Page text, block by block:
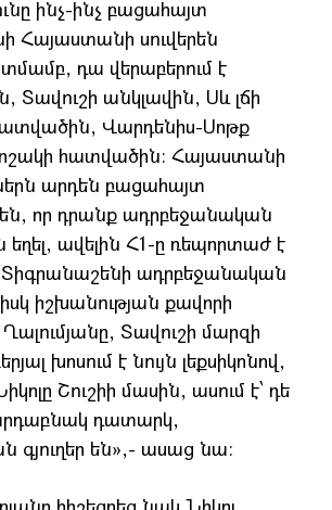
ինչ-ինչ բացահայտ
Հայաստանի սուվերեն
դա վերաբերում է
Տավուշի անկլավին, Սև լճի
Վարդենիս-Սոթք
հատվածին։ Հայաստանի
արդեն բացահայտ
որ դրանք ադրբեջանական
ավելին Հ1-ը ռեպորտաժ է
ադրբեջանական
իսկ իշխանության քավորի
Ղալումյանը, Տավուշի մարզի
խոսում է նույն լեքսիկոնով,
Շուշիի մասին, ասում է՝ դե
դատարկ,
գյուղեր են»,- ասաց նա։